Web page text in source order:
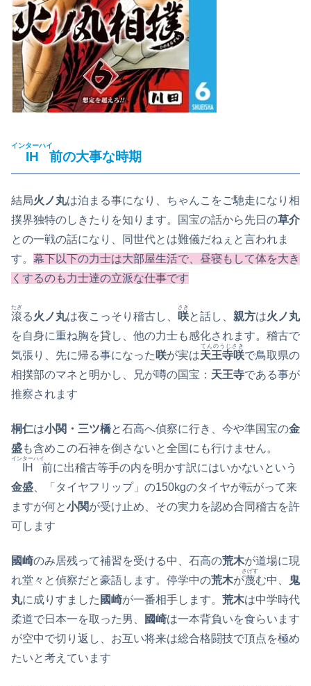
IH
インターハイ
前の大事な時期
結局火ノ丸は泊まる事になり、ちゃんこをご馳走になり相
撲界独特のしきたりを知ります。国宝の話から先日の草介
との一戦の話になり、同世代とは難儀だねぇと言われま
す。 幕下以下の力士は大部屋生活で、昼寝もして体を大き
くするのも力士達の立派な仕事です
滾
たぎ
る火ノ丸は夜こっそり稽古し、 咲
さき
と話し、 親方は火ノ丸
を自身に重ね胸を貸し、他の力士も感化されます。稽古で
気張り、先に帰る事になった 咲が実は天王寺咲
てんのうじさき
で鳥取県の
相撲部のマネと明かし、兄が噂の国宝： 天王寺である事が
推察されます
桐仁は小関・三ツ橋と石高へ偵察に行き、今や準国宝の金
盛も含めこの石神を倒さないと全国にも行けません。
IH
インターハイ
前に出稽古等手の内を明かす訳にはいかないという
金盛 、「タイヤフリップ」の150kgのタイヤが転がって来
ますが何と小関が受け止め、その実力を認め合同稽古を許
可します
國崎のみ居残って補習を受ける中、石高の荒木が道場に現
れ堂々と偵察だと豪語します。停学中の荒木が蔑
さげす
む中、
鬼
丸に成りすました 國崎が一番相手します。 荒木は中学時代
柔道で日本一を取った男、
國崎は一本背負いを食らいます
が空中で切り返し、お互い将来は総合格闘技で頂点を極め
たいと考えています